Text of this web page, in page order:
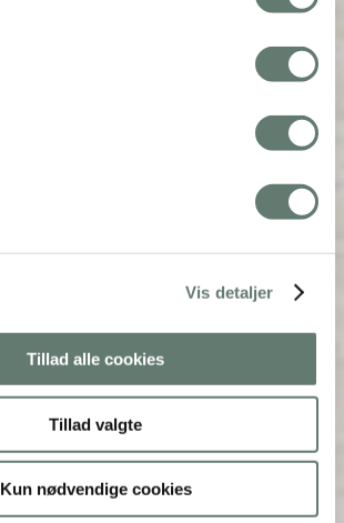
Vis detaljer
Tillad alle cookies
Tillad valgte
Kun nødvendige cookies